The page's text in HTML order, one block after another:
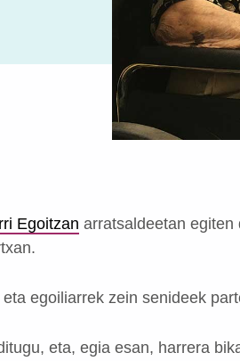
Egoitzan arratsaldeetan egiten
egoiliarrek zein senideek
eta, egia esan, harrera